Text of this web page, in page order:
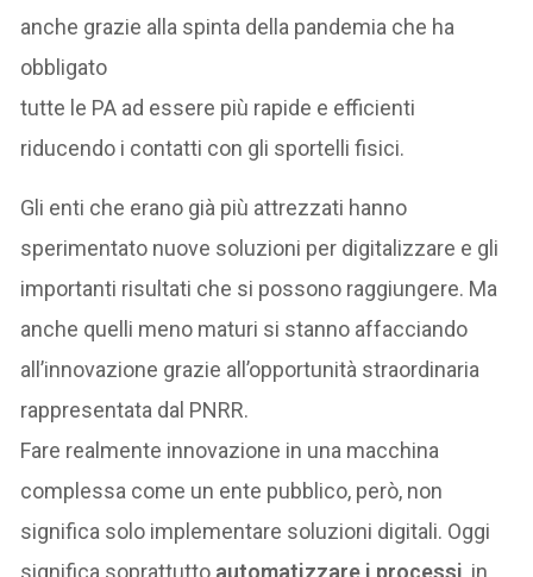
anche grazie alla spinta della pandemia che ha
obbligato
tutte le PA ad essere più rapide e efficienti
riducendo i contatti con gli sportelli fisici.
Gli enti che erano già più attrezzati hanno
sperimentato nuove soluzioni per digitalizzare e gli
importanti risultati che si possono raggiungere. Ma
anche quelli meno maturi si stanno affacciando
all’innovazione grazie all’opportunità straordinaria
rappresentata dal PNRR.
Fare realmente innovazione in una macchina
complessa come un ente pubblico, però, non
significa solo implementare soluzioni digitali. Oggi
significa soprattutto automatizzare i processi , in